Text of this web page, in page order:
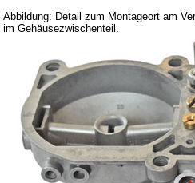
Wälzlager
Sonderposten
Service
Datenschutz
Batterierücknahme
Abbildung: Detail zum Montageort am
im Gehäusezwischenteil.